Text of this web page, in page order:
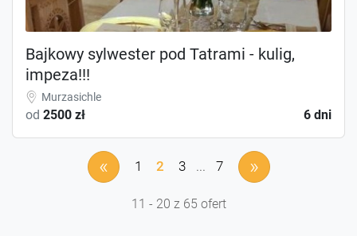
Bajkowy sylwester pod Tatrami - kulig,
impeza!!!
Murzasichle
od 2500 zł 6 dni
« 1 2 3 ... 7 »
11 - 20 z 65 ofert